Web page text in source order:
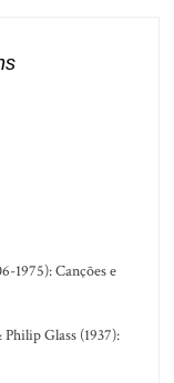
1975): Canções e
Glass (1937):